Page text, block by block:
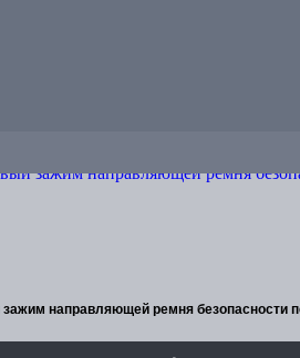
направляющей ремня безопасности